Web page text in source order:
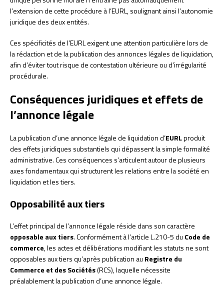
l’extension de cette procédure à l’EURL, soulignant ainsi l’autonomie
juridique des deux entités.
Ces spécificités de l’EURL exigent une attention particulière lors de
la rédaction et de la publication des annonces légales de liquidation,
afin d’éviter tout risque de contestation ultérieure ou d’irrégularité
procédurale.
Conséquences juridiques et effets de
l’annonce légale
La publication d’une annonce légale de liquidation d’EURLproduit
des effets juridiques substantiels qui dépassent la simple formalité
administrative. Ces conséquences s’articulent autour de plusieurs
axes fondamentaux qui structurent les relations entre la société en
liquidation et les tiers.
Opposabilité aux tiers
L’effet principal de l’annonce légale réside dans son caractère
opposable aux tiers. Conformément à l’article L.210-5 du Code de
commerce, les actes et délibérations modifiant les statuts ne sont
opposables aux tiers qu’après publication au Registre du
Commerce et des Sociétés(RCS), laquelle nécessite
préalablement la publication d’une annonce légale.